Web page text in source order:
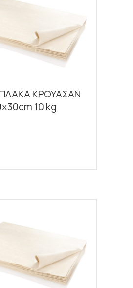
ΚΡΟΥΑΣΑΝ
10 kg